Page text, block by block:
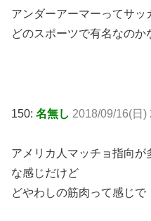
アンダーアーマーってサ
どのスポーツで有名なのか
150: 名無し 2018/09/16(日)
アメリカ人マッチョ指向が
な感じだけど
どやわしの筋肉って感じで